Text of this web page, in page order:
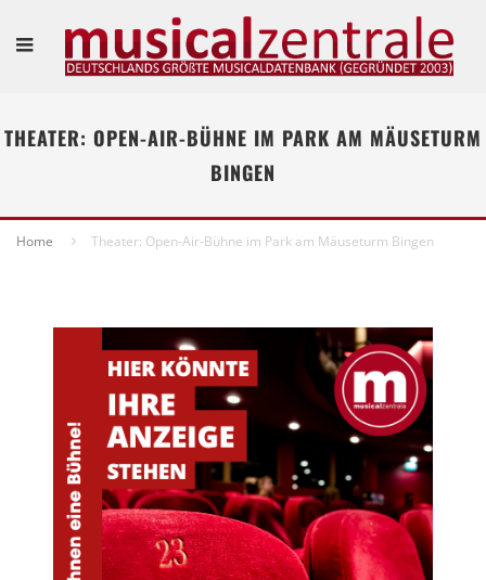
THEATER: OPEN-AIR-BÜHNE IM PARK AM MÄUSETURM
BINGEN
Home Theater: Open-Air-Bühne im Park am Mäuseturm Bingen